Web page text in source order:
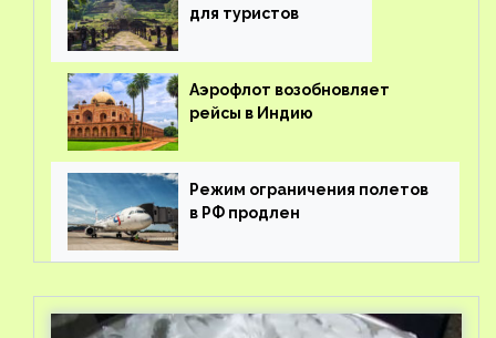
для туристов
Аэрофлот возобновляет
рейсы в Индию
Режим ограничения полетов
в РФ продлен